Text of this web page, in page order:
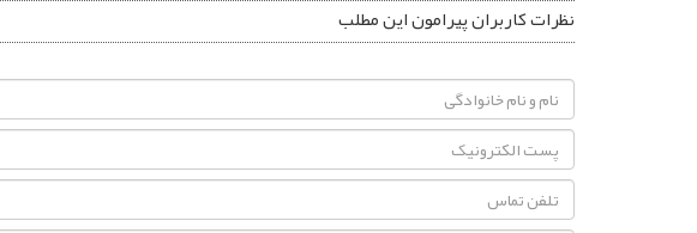
نظرات کاربران پیرامون این مطلب